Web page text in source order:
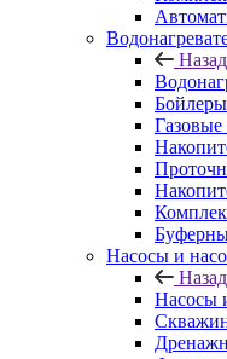
Назад
Бойлеры
Газовые
Насосы и
Назад
Насосы